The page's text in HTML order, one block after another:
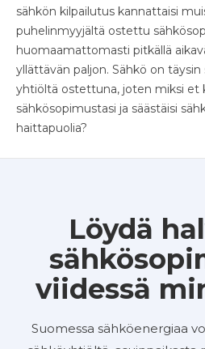
sähkön kilpailutus kannattaisi
puhelinmyyjältä ostettu
huomaamattomasti pitkällä
yllättävän paljon. Sähkö on
yhtiöltä ostettuna, joten miksi et
sähkösopimustasi ja säästäisi
haittapuolia?
Löydä
viidessä
Suomessa sähköenergiaa